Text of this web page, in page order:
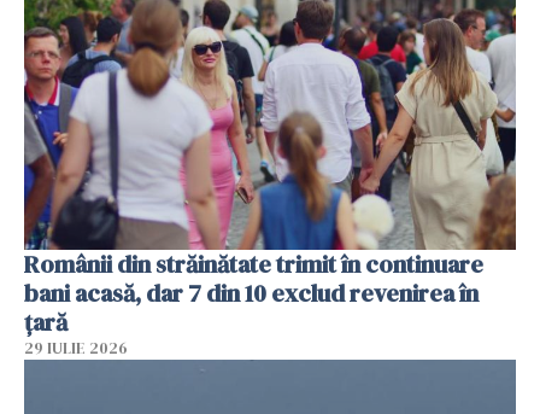
Românii din străinătate trimit în continuare
bani acasă, dar 7 din 10 exclud revenirea în
țară
29 IULIE 2026